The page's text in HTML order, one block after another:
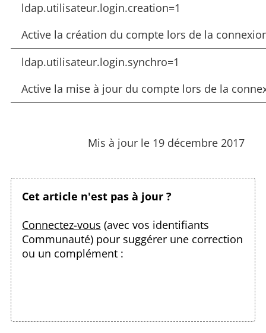
ldap.utilisateur.login.creation=1
Active la création du compte lors de la
ldap.utilisateur.login.synchro=1
Active la mise à jour du compte lors de la
Mis à jour le 19 décembre 2017
Cet article n'est pas à jour ?
Connectez-vous (avec vos identifiants
Communauté) pour suggérer une correction
ou un complément :